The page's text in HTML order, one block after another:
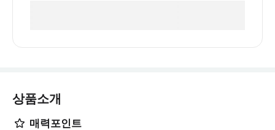
상품소개
매력포인트